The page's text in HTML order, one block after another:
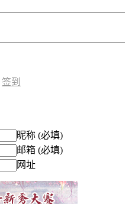
签到
昵称 (必填)
邮箱 (必填)
网址